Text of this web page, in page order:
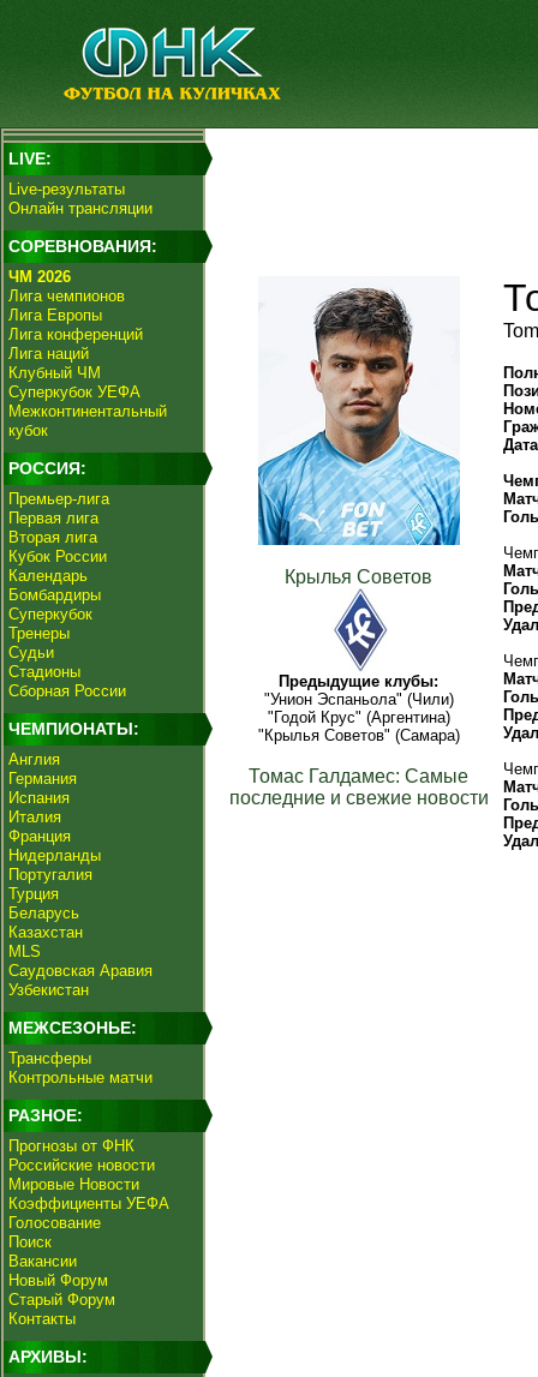
LIVE:
Live-результаты
Онлайн трансляции
СОРЕВНОВАНИЯ:
ЧМ 2026
Лига чемпионов
Лига Европы
Лига конференций
Лига наций
Клубный ЧМ
Суперкубок УЕФА
Межконтинентальный
кубок
РОССИЯ:
Премьер-лига
Первая лига
Вторая лига
Кубок России
Календарь
Бомбардиры
Суперкубок
Тренеры
Судьи
Стадионы
Сборная России
ЧЕМПИОНАТЫ:
Англия
Германия
Испания
Италия
Франция
Нидерланды
Португалия
Турция
Беларусь
Казахстан
MLS
Саудовская Аравия
Узбекистан
МЕЖСЕЗОНЬЕ:
Трансферы
Контрольные матчи
РАЗНОЕ:
Прогнозы от ФНК
Российские новости
Мировые Новости
Коэффициенты УЕФА
Голосование
Поиск
Вакансии
Новый Форум
Старый Форум
Контакты
АРХИВЫ:
Крылья Советов
Предыдущие клубы:
"Унион Эспаньола" (Чили)
"Годой Крус" (Аргентина)
"Крылья Советов" (Самара)
Томас Галдамес: Самые
последние и свежие новости